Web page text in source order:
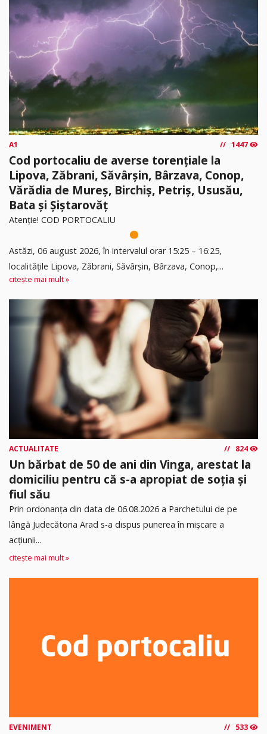
A1 1447
Cod portocaliu de averse torențiale la
Lipova, Zăbrani, Săvârșin, Bârzava, Conop,
Vărădia de Mureș, Birchiș, Petriș, Ususău,
Bata și Șiștarovăț
Atenție! COD PORTOCALIU
Astăzi, 06 august 2026, în intervalul orar 15:25 – 16:25,
localitățile Lipova, Zăbrani, Săvârșin, Bârzava, Conop,...
citește mai mult »
ACTUALITATE 824
Un bărbat de 50 de ani din Vinga, arestat la
domiciliu pentru că s-a apropiat de soția și
fiul său
Prin ordonanța din data de 06.08.2026 a Parchetului de pe
lângă Judecătoria Arad s-a dispus punerea în mişcare a
acţiunii...
citește mai mult »
EVENIMENT 533